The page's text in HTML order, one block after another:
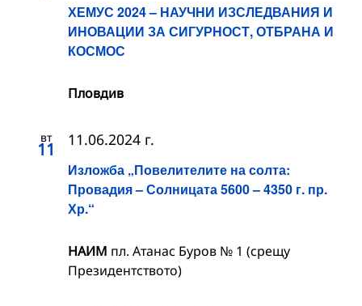
ХЕМУС 2024 – НАУЧНИ ИЗСЛЕДВАНИЯ И
ИНОВАЦИИ ЗА СИГУРНОСТ, ОТБРАНА И
КОСМОС
Пловдив
вт
11
Изложба „Повелителите на солта:
Провадия – Солницата 5600 – 4350 г. пр.
Хр.“
11.06.2024 г.
НАИМ пл. Атанас Буров № 1 (срещу
Президентството)